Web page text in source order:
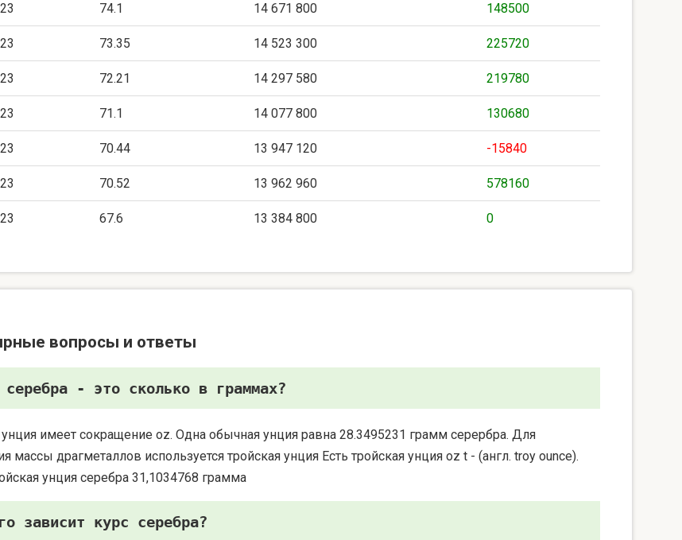
74.1 14 671 800 148500
73.35 14 523 300 225720
72.21 14 297 580 219780
71.1 14 077 800 130680
70.44 13 947 120 -15840
70.52 13 962 960 578160
67.6 13 384 800 0
вопросы и ответы
серебра - это сколько в граммах?
имеет сокращение oz. Одна обычная унция равна 28.3495231 грамм серербра. Для
массы драгметаллов используется тройская унция Есть тройская унция oz t - (англ. troy ounce).
унция серебра 31,1034768 грамма
зависит курс серебра?